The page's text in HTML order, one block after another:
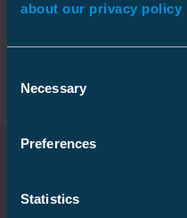
about our privacy policy
Selection
Necessary
Preferences
Statistics
Laatikko
Ladattavat